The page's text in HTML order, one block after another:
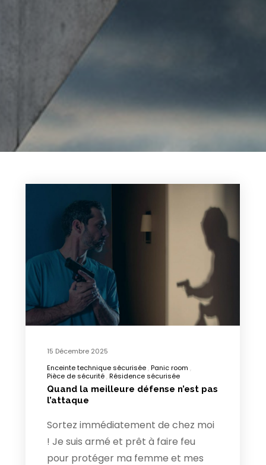
15 Décembre 2025
Enceinte technique sécurisée Panic room
Pièce de sécurité Résidence sécurisée
Quand la meilleure défense n’est pas
l’attaque
Sortez immédiatement de chez moi
! Je suis armé et prêt à faire feu
pour protéger ma femme et mes